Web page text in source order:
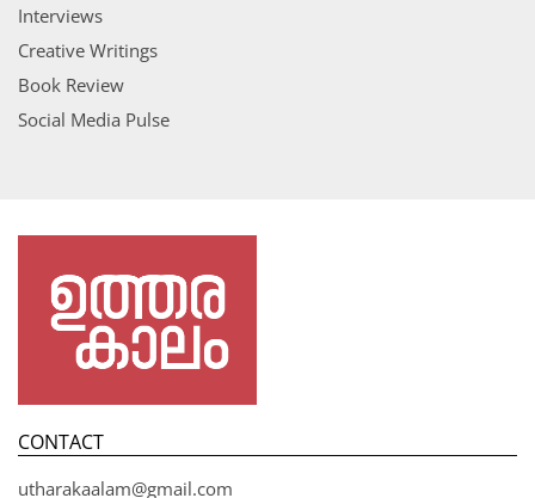
Interviews
Creative Writings
Book Review
Social Media Pulse
CONTACT
utharakaalam@gmail.com